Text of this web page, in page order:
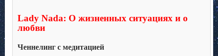
Lady Nada: О жизненных ситуациях и о
любви
Ченнелинг с медитацией